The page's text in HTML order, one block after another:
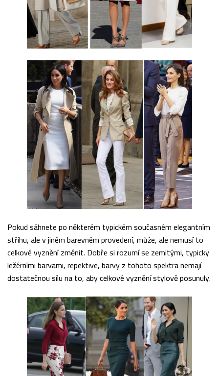
Pokud sáhnete po některém typickém současném elegantním
střihu, ale v jiném barevném provedení, může, ale nemusí to
celkové vyznění změnit. Dobře si rozumí se zemitými, typicky
ležérními barvami, repektive, barvy z tohoto spektra nemají
dostatečnou sílu na to, aby celkové vyznění stylově posunuly.